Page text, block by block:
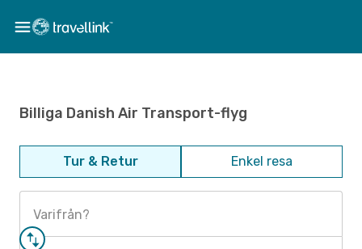
Billiga Danish Air Transport-flyg
Tur & Retur Enkel resa
Varifrån?